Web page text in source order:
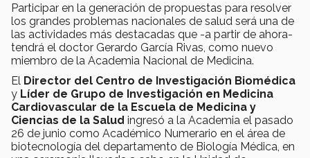
Participar en la generación de propuestas para resolver
los grandes problemas nacionales de salud será una de
las actividades más destacadas que -a partir de ahora-
tendrá el doctor Gerardo García Rivas, como nuevo
miembro de la Academia Nacional de Medicina.
El Director del Centro de Investigación Biomédica
y Líder de Grupo de Investigación en Medicina
Cardiovascular de la Escuela de Medicina y
Ciencias de la Salud ingresó a la Academia el pasado
26 de junio como Académico Numerario en el área de
biotecnología del departamento de Biología Médica, en